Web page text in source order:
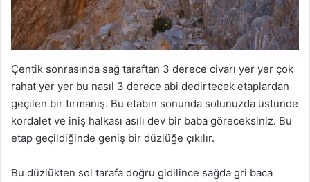
Çentik sonrasında sağ taraftan 3 derece civarı yer yer çok
rahat yer yer bu nasıl 3 derece abi dedirtecek etaplardan
geçilen bir tırmanış. Bu etabın sonunda solunuzda üstünde
kordalet ve iniş halkası asılı dev bir baba göreceksiniz. Bu
etap geçildiğinde geniş bir düzlüğe çıkılır.
Bu düzlükten sol tarafa doğru gidilince sağda gri baca